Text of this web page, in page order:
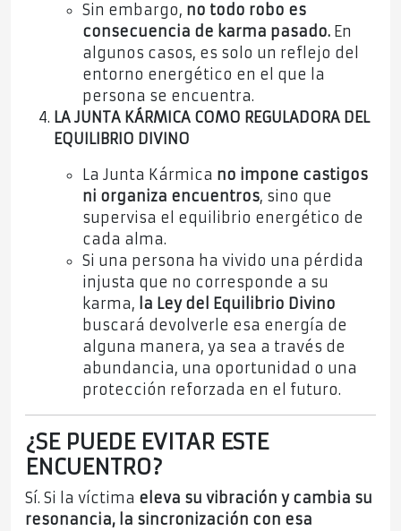
Sin embargo, no todo robo es
consecuencia de karma pasado. En
algunos casos, es solo un reflejo del
entorno energético en el que la
persona se encuentra.
LA JUNTA KÁRMICA COMO REGULADORA DEL
EQUILIBRIO DIVINO
La Junta Kármica no impone castigos
ni organiza encuentros, sino que
supervisa el equilibrio energético de
cada alma.
Si una persona ha vivido una pérdida
injusta que no corresponde a su
karma, la Ley del Equilibrio Divino
buscará devolverle esa energía de
alguna manera, ya sea a través de
abundancia, una oportunidad o una
protección reforzada en el futuro.
¿SE PUEDE EVITAR ESTE
ENCUENTRO?
Sí. Si la víctima eleva su vibración y cambia su
resonancia, la sincronización con esa